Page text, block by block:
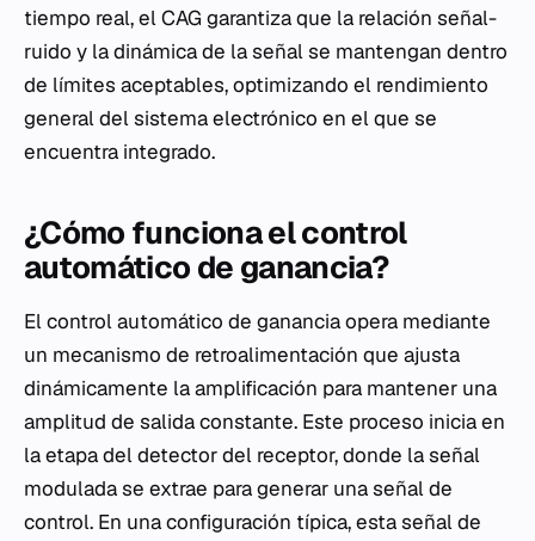
tiempo real, el CAG garantiza que la relación señal-
ruido y la dinámica de la señal se mantengan dentro
de límites aceptables, optimizando el rendimiento
general del sistema electrónico en el que se
encuentra integrado.
¿Cómo funciona el control
automático de ganancia?
El control automático de ganancia opera mediante
un mecanismo de retroalimentación que ajusta
dinámicamente la amplificación para mantener una
amplitud de salida constante. Este proceso inicia en
la etapa del detector del receptor, donde la señal
modulada se extrae para generar una señal de
control. En una configuración típica, esta señal de